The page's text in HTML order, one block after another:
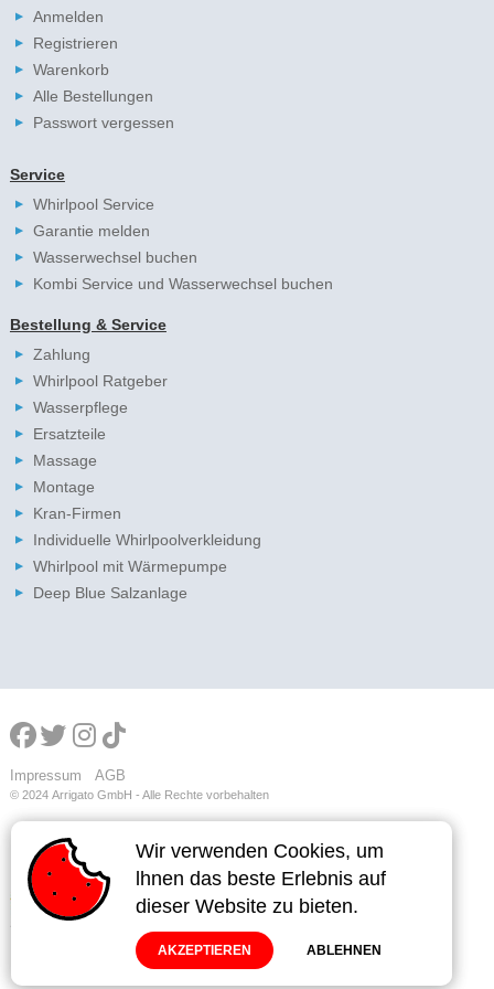
Wir verwenden Cookies, um
lhnen das beste Erlebnis auf
dieser Website zu bieten.
AKZEPTIEREN ABLEHNEN
Wir verwenden Cookies, um
lhnen das beste Erlebnis auf
dieser Website zu bieten.
AKZEPTIEREN ABLEHNEN
Anmelden
Registrieren
Warenkorb
Alle Bestellungen
Passwort vergessen
Service
Whirlpool Service
Garantie melden
Wasserwechsel buchen
Kombi Service und Wasserwechsel buchen
Bestellung & Service
Zahlung
Whirlpool Ratgeber
Wasserpflege
Ersatzteile
Massage
Montage
Kran-Firmen
Individuelle Whirlpoolverkleidung
Whirlpool mit Wärmepumpe
Deep Blue Salzanlage
Impressum AGB
© 2024 Arrigato GmbH - Alle Rechte vorbehalten